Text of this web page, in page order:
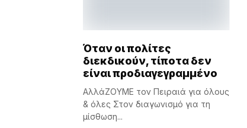
Όταν οι πολίτες
διεκδικούν, τίποτα δεν
είναι προδιαγεγραμμένο
ΑλλάΖΟΥΜΕ τον Πειραιά για όλους
& όλες Στον διαγωνισμό για τη
μίσθωση...